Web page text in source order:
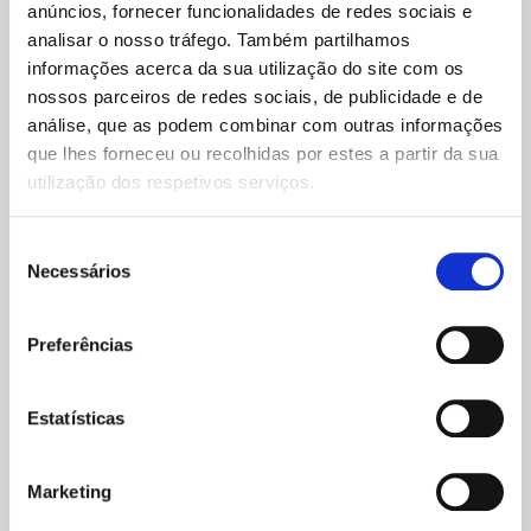
anúncios, fornecer funcionalidades de redes sociais e
analisar o nosso tráfego. Também partilhamos
informações acerca da sua utilização do site com os
nossos parceiros de redes sociais, de publicidade e de
análise, que as podem combinar com outras informações
que lhes forneceu ou recolhidas por estes a partir da sua
utilização dos respetivos serviços.
Necessários
Preferências
Estatísticas
Marketing
17,85€ O
preço
original
era:
17,85 €.
16,07€O
preço
atual
é:
16,07 €.
A Vida Oculta de Fernando
Pessoa
André F. Morgado
14,65€ O
preço
original
14,65 €.
13,19€O
atual
13,19 €.
A Pequena Filósofa
(MAFALDA)
Quino
14,65